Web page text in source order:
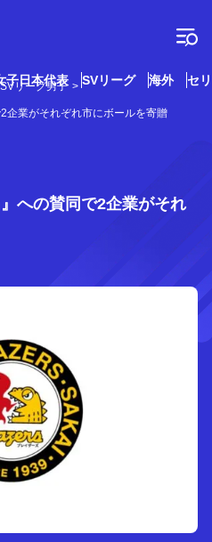
子日本代表 SVリーグ 海外 セ
SVリーグ男子
企業がそれぞれ市にボールを寄贈
への賛同で2企業がそれ